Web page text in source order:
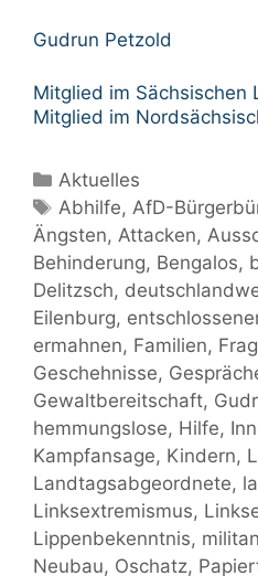
Gudrun Petzold
Mitglied im Sächsischen
Mitglied im
Kategorien
Aktuelles
Schlagwörter
Abhilfe, AfD-
Ängsten, Attacken,
Behinderung, Bengalos,
Delitzsch,
Eilenburg,
ermahnen, Familien,
Geschehnisse,
Gewaltbereitschaft,
hemmungslose, Hilfe,
Kampfansage, Kindern,
Landtagsabgeordnete,
Linksextremismus,
Lippenbekenntnis,
Neubau, Oschatz,